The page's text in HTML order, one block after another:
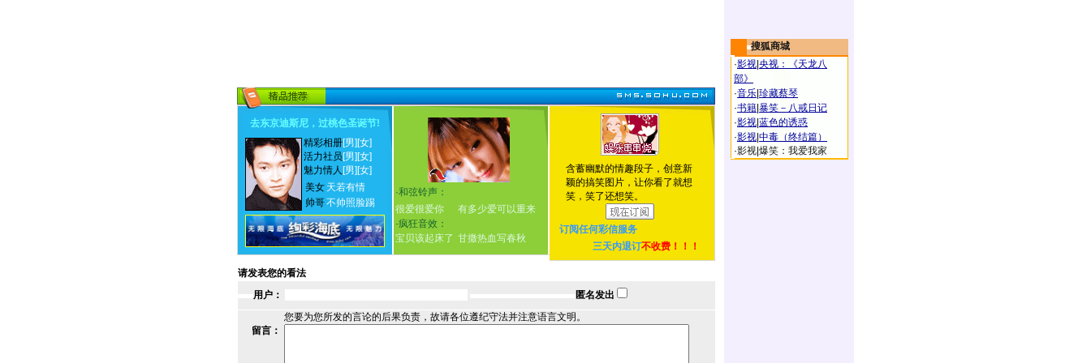
去东京迪斯尼，过桃色圣诞节!
精彩相册[男] [女]
活力社员 [男] [女]
魅力情人 [男] [女]
美女 天若有情
帅哥不帅照脸踢
·和弦铃声：
很爱很爱你
有多少爱可以重来
·疯狂音效：
宝贝该起床了 甘撒热血写春秋
含蓄幽默的情趣段子，创意新
颖的搞笑图片，让你看了就想
笑，笑了还想笑。
订阅任何彩信服务
三天内退订不收费！！！
请发表您的看法
用户：
匿名发出
您要为您所发的言论的后果负责，故请各位遵纪守法并注意语言文明。
留言：
搜狐商城
·影视 央视：《天龙八
部》
·音乐 珍藏蔡琴
·书籍 暴笑－八戒日记
·影视 蓝色的诱惑
·影视 中毒（终结篇）
·影视 爆笑：我爱我家